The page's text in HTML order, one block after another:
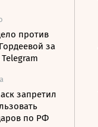
против
за
запретил
по РФ